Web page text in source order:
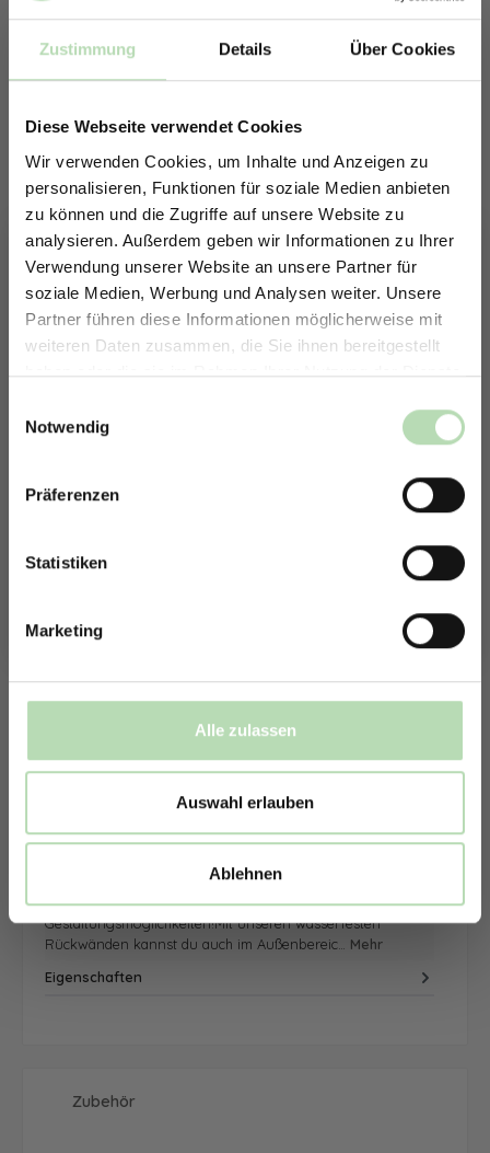
Zustimmung Details Über Cookies
Diese Webseite verwendet Cookies
Wir verwenden Cookies, um Inhalte und Anzeigen zu
personalisieren, Funktionen für soziale Medien anbieten
zu können und die Zugriffe auf unsere Website zu
analysieren. Außerdem geben wir Informationen zu Ihrer
Verwendung unserer Website an unsere Partner für
soziale Medien, Werbung und Analysen weiter. Unsere
Partner führen diese Informationen möglicherweise mit
weiteren Daten zusammen, die Sie ihnen bereitgestellt
haben oder die sie im Rahmen Ihrer Nutzung der Dienste
Notwendig
Präferenzen
Statistiken
Marketing
Alle zulassen
Auswahl erlauben
Ablehnen
Keine passende Größe gefunden? -
Erstelle in nur 4 Schritten deine
individuelle Rückwand
Du möchtest eine individuelle Rückwand konfigurieren?
Unser Konfigurator macht es möglich.
So einfach geht es: Wähle den Anwendungsbereich, die Größe
sowie die Anzahl der Rückwand. Anschließend kannst du dein
auswählen.
Schaubild als Entwurf dargestellt. Parallel erhältst du dein
individuelles Angebot, welches du direkt bei uns bestellen
Inspiriere dich und entdecke neue
Gestaltungsmöglichkeiten!Mit unseren wasserfesten
Rückwänden kannst du auch im Außenbereic… Mehr
Eigenschaften
Produktgalerie überspringen
Zubehör
ERHALTE 5% RABATT AUF
DEINE RÜCKWÄNDE